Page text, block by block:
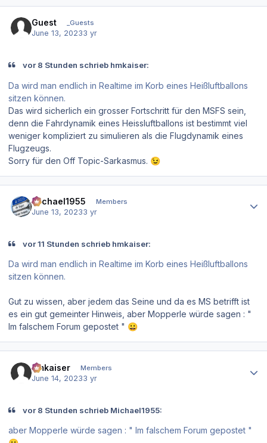
Guest _Guests
June 13, 20233 yr
vor 8 Stunden schrieb hmkaiser:
Da wird man endlich in Realtime im Korb eines Heißluftballons
sitzen können.
Das wird sicherlich ein grosser Fortschritt für den MSFS sein,
denn die Fahrdynamik eines Heissluftballons ist bestimmt viel
weniger kompliziert zu simulieren als die Flugdynamik eines
Flugzeugs.
Sorry für den Off Topic-Sarkasmus. 😉
Michael1955 Members
June 13, 20233 yr
vor 11 Stunden schrieb hmkaiser:
Da wird man endlich in Realtime im Korb eines Heißluftballons
sitzen können.
Gut zu wissen, aber jedem das Seine und da es MS betrifft ist
es ein gut gemeinter Hinweis, aber Mopperle würde sagen : "
Im falschem Forum gepostet " 😀
hmkaiser Members
June 14, 20233 yr
vor 8 Stunden schrieb Michael1955:
aber Mopperle würde sagen : " Im falschem Forum gepostet "